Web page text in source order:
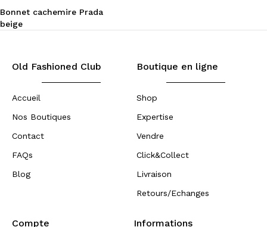
Bonnet cachemire Prada
beige
Old Fashioned Club
Accueil
Nos Boutiques
Contact
FAQs
Blog
Boutique en ligne
Shop
Expertise
Vendre
Click&Collect
Livraison
Retours/Echanges
Compte Informations